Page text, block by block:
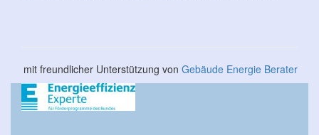
mit freundlicher Unterstützung von Gebäude Energie Berater